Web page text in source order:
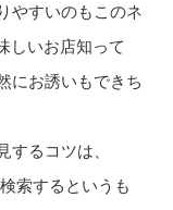
やすいのもこのネ
しいお店知って
にお誘いもできち
るコツは、
索するというも